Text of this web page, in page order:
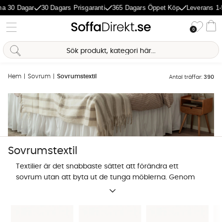
30 Dagars Prisgaranti 365 Dagars Öppet Köp Leverans 1-5 Dagar
0
Hem Sovrum Sovrumstextil Antal träffar: 390
Sovrumstextil
Textilier är det snabbaste sättet att förändra ett
sovrum utan att byta ut de tunga möblerna. Genom
att kombinera svalt linne med mjuk bomull skapar du